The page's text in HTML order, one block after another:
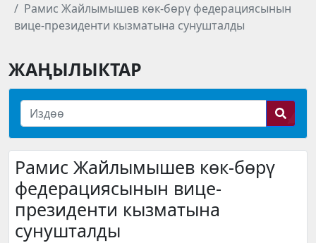
Рамис Жайлымышев көк-бөрү федерациясынын
вице-президенти кызматына сунушталды
ЖАҢЫЛЫКТАР
Рамис Жайлымышев көк-бөрү
федерациясынын вице-
президенти кызматына
сунушталды